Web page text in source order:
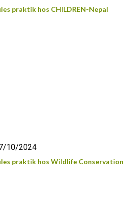
praktik hos CHILDREN-Nepal
10/2024
praktik hos Wildlife